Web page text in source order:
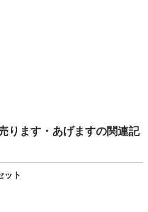
ります・あげますの関連記
ット